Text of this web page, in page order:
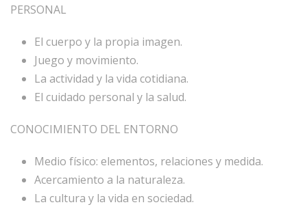
PERSONAL
El cuerpo y la propia imagen.
Juego y movimiento.
La actividad y la vida cotidiana.
El cuidado personal y la salud.
CONOCIMIENTO DEL ENTORNO
Medio físico: elementos, relaciones y medida.
Acercamiento a la naturaleza.
La cultura y la vida en sociedad.